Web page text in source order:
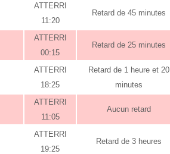
ATTERRI
11:20
Retard de 45 minutes
ATTERRI
00:15
Retard de 25 minutes
ATTERRI
18:25
Retard de 1 heure et 20
minutes
ATTERRI
11:05
Aucun retard
ATTERRI
19:25
Retard de 3 heures